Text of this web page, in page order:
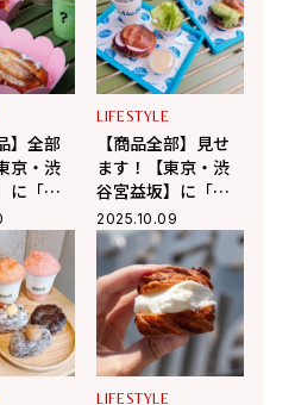
】全部
京・渋
に「ア
ツ（I'm
がオー
材レ
LIFESTYLE
【商品全部】見せ
ます！【東京・渋
谷宮益坂】に「ネ
オナイスバーガ
（Neo Nice
Burger）」と「ア
イムドーナツ？
（I'm donut？）」
が同時オープン！
【取材レポ】
2025.10.09
LIFESTYLE